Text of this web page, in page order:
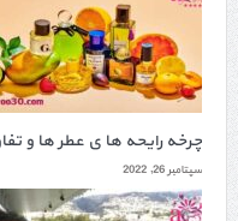
چرخه رایحه ها ی عطر ها و
سپتامبر 26, 2022